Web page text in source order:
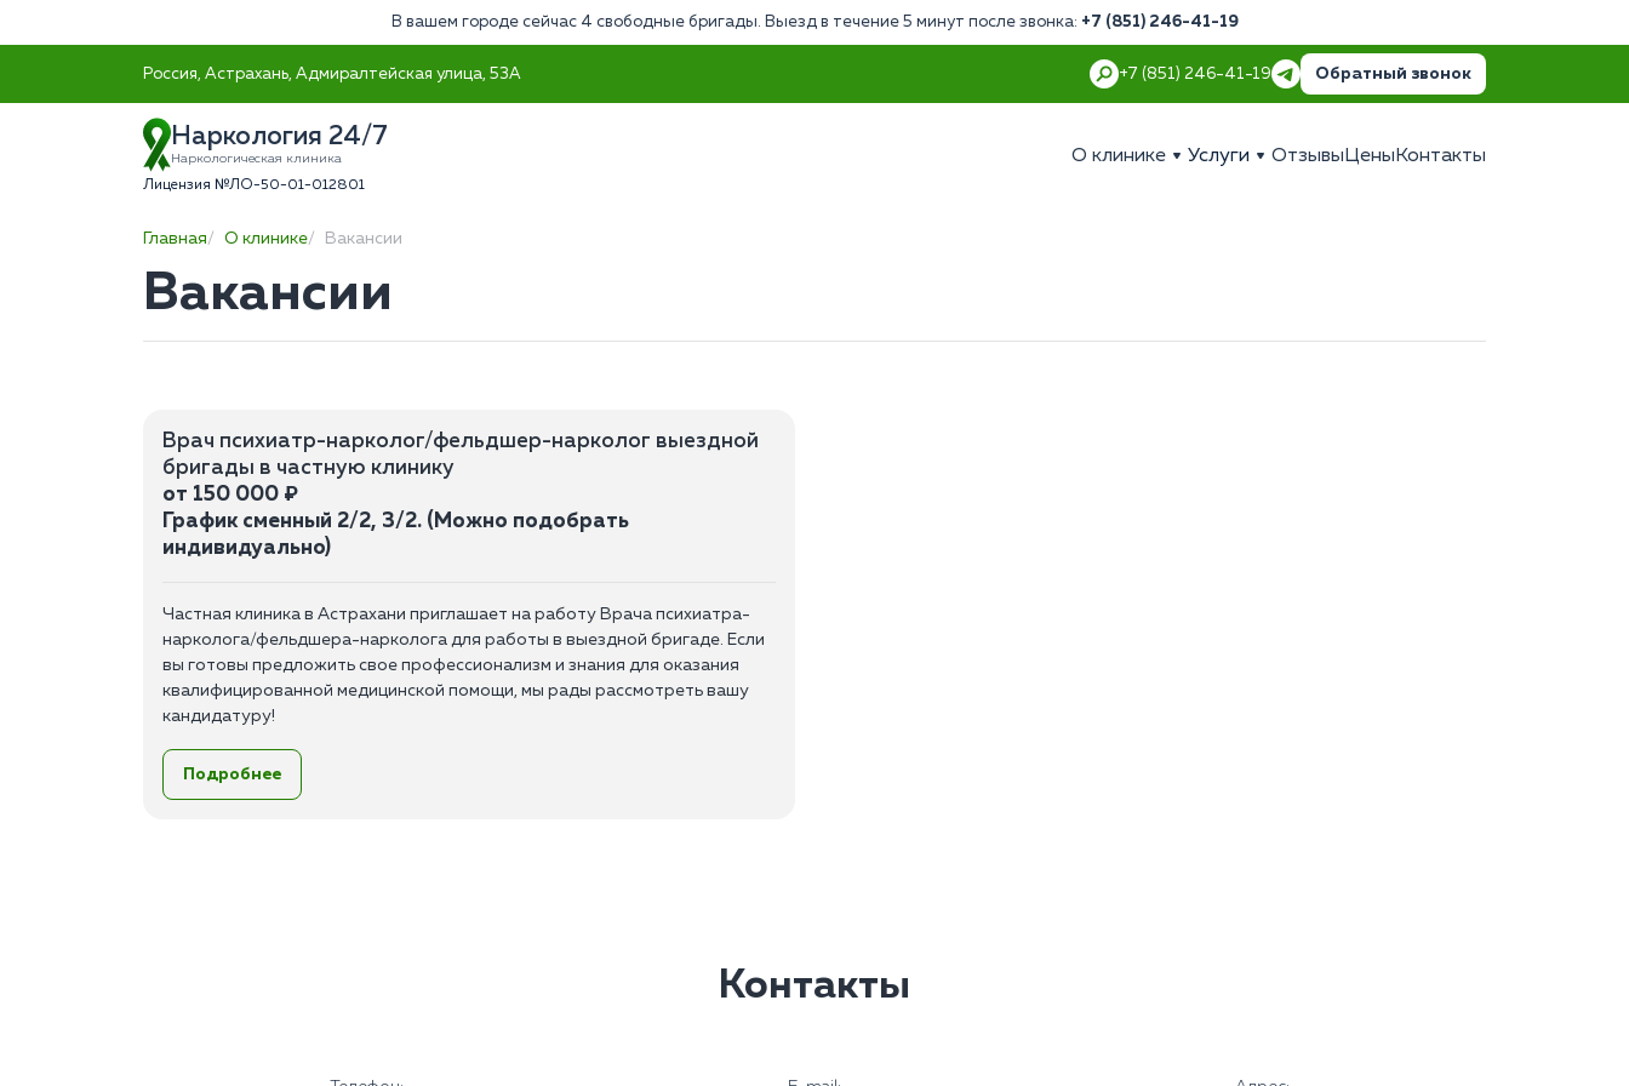
В вашем городе сейчас 4 свободные бригады. Выезд в течение 5 минут после звонка: +7 (851) 246-41-19
Россия, Астрахань, Адмиралтейская улица, 53А +7 (851) 246-41-19 Обратный звонок
Наркология 24/7
Наркологическая клиника
Лицензия №ЛО-50-01-012801
О клинике Услуги Отзывы Цены Контакты
Главная О клинике Вакансии
Вакансии
Врач психиатр-нарколог/фельдшер-нарколог выездной
бригады в частную клинику
от 150 000 ₽
График сменный 2/2, 3/2. (Можно подобрать
индивидуально)
Частная клиника в Астрахани приглашает на работу Врача психиатра-
нарколога/фельдшера-нарколога для работы в выездной бригаде. Если
вы готовы предложить свое профессионализм и знания для оказания
квалифицированной медицинской помощи, мы рады рассмотреть вашу
кандидатуру!
Обязанности:
Выезд на дом, первичное обследование пациентов;
Подробнее
Контакты